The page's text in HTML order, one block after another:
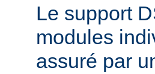
Le support
modules
assuré par